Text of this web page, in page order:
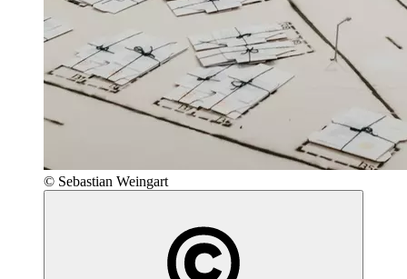
© Sebastian Weingart